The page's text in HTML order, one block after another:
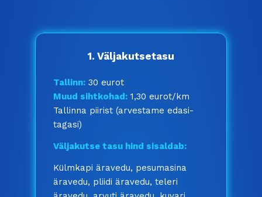
1. Väljakutsetasu
Tallinn: 30 eurot
Muud sihtkohad: 1,30 eurot/km
Tallinna piirist (arvestame edasi-
tagasi)
Väljakutse tasu hind sisaldab:
Külmkapi äravedu, pesumasina
äravedu, pliidi äravedu, teleri